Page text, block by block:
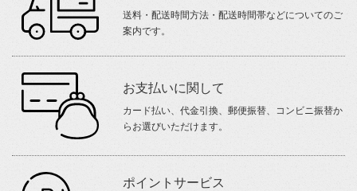
送料・配送時間方法・配送時間帯などについてのご
案内です。
お支払いに関して
カード払い、代金引換、郵便振替、コンビニ振替か
らお選びいただけます。
ポイントサービス